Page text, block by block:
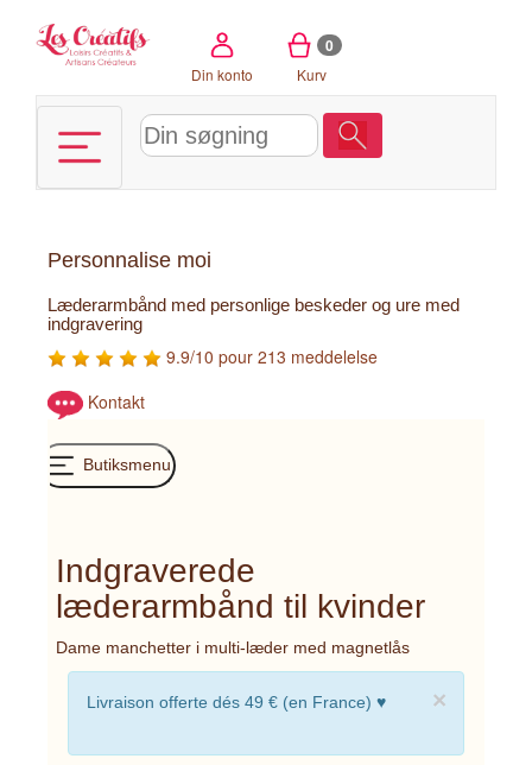
Din konto
0
Kurv
Personnalise moi
Læderarmbånd med personlige beskeder og ure med
indgravering
9.9/10 pour 213 meddelelse
Kontakt
Butiksmenu
Indgraverede
læderarmbånd til kvinder
Dame manchetter i multi-læder med magnetlås
×
Livraison offerte dés 49 € (en France) ♥